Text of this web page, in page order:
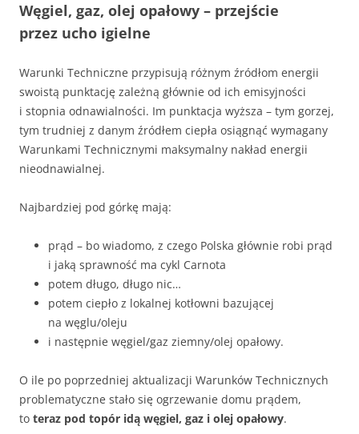
Węgiel, gaz, olej opałowy – przejście
przez ucho igielne
Warunki Techniczne przypisują różnym źródłom energii
swoistą punktację zależną głównie od ich emisyjności
i stopnia odnawialności. Im punktacja wyższa – tym gorzej,
tym trudniej z danym źródłem ciepła osiągnąć wymagany
Warunkami Technicznymi maksymalny nakład energii
nieodnawialnej.
Najbardziej pod górkę mają:
prąd – bo wiadomo, z czego Polska głównie robi prąd
i jaką sprawność ma cykl Carnota
potem długo, długo nic…
potem ciepło z lokalnej kotłowni bazującej
na węglu/oleju
i następnie węgiel/gaz ziemny/olej opałowy.
O ile po poprzedniej aktualizacji Warunków Technicznych
problematyczne stało się ogrzewanie domu prądem,
to teraz pod topór idą węgiel, gaz i olej opałowy.